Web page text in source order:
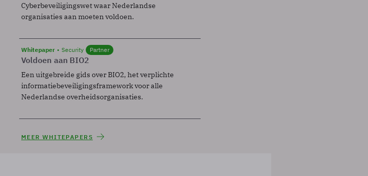
Cyberbeveiligingswet waar Nederlandse
organisaties aan moeten voldoen.
Whitepaper Security Partner
Voldoen aan BIO2
Een uitgebreide gids over BIO2, het verplichte
informatiebeveiligingsframework voor alle
Nederlandse overheidsorganisaties.
MEER WHITEPAPERS